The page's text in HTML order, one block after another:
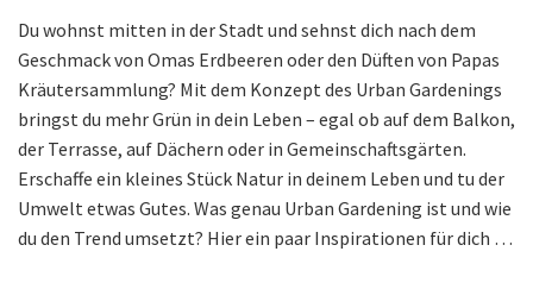
Du wohnst mitten in der Stadt und sehnst dich nach dem
Geschmack von Omas Erdbeeren oder den Düften von Papas
Kräutersammlung? Mit dem Konzept des Urban Gardenings
bringst du mehr Grün in dein Leben – egal ob auf dem Balkon,
der Terrasse, auf Dächern oder in Gemeinschaftsgärten.
Erschaffe ein kleines Stück Natur in deinem Leben und tu der
Umwelt etwas Gutes. Was genau Urban Gardening ist und wie
du den Trend umsetzt? Hier ein paar Inspirationen für dich …